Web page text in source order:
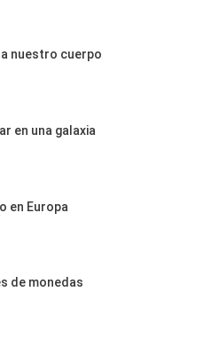
nuestro cuerpo
en una galaxia
en Europa
de monedas